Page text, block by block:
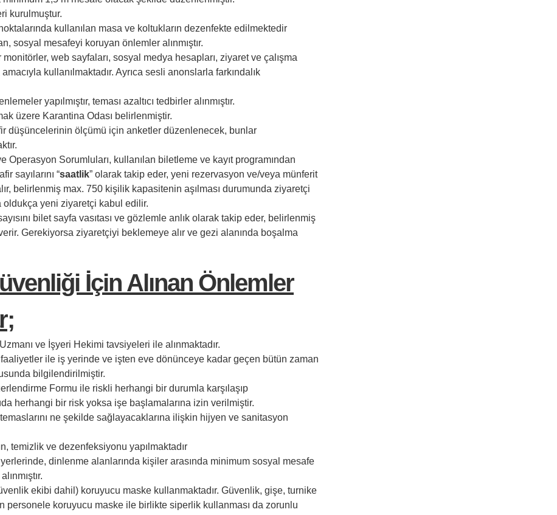
kurulmuştur.
kullanılan masa ve koltukların dezenfekte edilmektedir
sosyal mesafeyi koruyan önlemler alınmıştır.
web sayfaları, sosyal medya hesapları, ziyaret ve çalışma
kullanılmaktadır. Ayrıca sesli anonslarla farkındalık
yapılmıştır, teması azaltıcı tedbirler alınmıştır.
üzere Karantina Odası belirlenmiştir.
düşüncelerinin ölçümü için anketler düzenlenecek, bunlar
Operasyon Sorumluları, kullanılan biletleme ve kayıt programından
sayılarını “saatlik” olarak takip eder, yeni rezervasyon ve/veya münferit
belirlenmiş max. 750 kişilik kapasitenin aşılması durumunda ziyaretçi
oldukça yeni ziyaretçi kabul edilir.
bilet sayfa vasıtası ve gözlemle anlık olarak takip eder, belirlenmiş
Gerekiyorsa ziyaretçiyi beklemeye alır ve gezi alanında boşalma
İçin Alınan Önlemler
ve İşyeri Hekimi tavsiyeleri ile alınmaktadır.
ile iş yerinde ve işten eve dönünceye kadar geçen bütün zaman
bilgilendirilmiştir.
Formu ile riskli herhangi bir durumla karşılaşıp
herhangi bir risk yoksa işe başlamalarına izin verilmiştir.
ne şekilde sağlayacaklarına ilişkin hijyen ve sanitasyon
temizlik ve dezenfeksiyonu yapılmaktadır
dinlenme alanlarında kişiler arasında minimum sosyal mesafe
ekibi dahil) koruyucu maske kullanmaktadır. Güvenlik, gişe, turnike
koruyucu maske ile birlikte siperlik kullanması da zorunlu